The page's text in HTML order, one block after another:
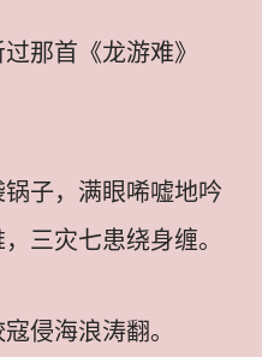
那首《龙游难》
子，满眼唏嘘地吟
三灾七患绕身缠。
侵海浪涛翻。